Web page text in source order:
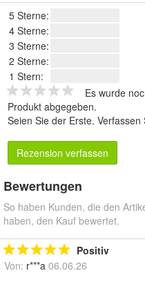
5 Sterne:
4 Sterne:
3 Sterne:
2 Sterne:
1 Stern:
Es wurde
Produkt abgegeben.
Seien Sie der Erste. Verfassen
Rezension verfassen
Bewertungen
So haben Kunden, die den
haben, den Kauf bewertet.
Positiv
Von: r***a 06.06.26